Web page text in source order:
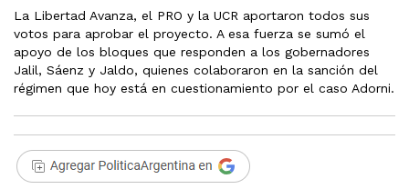
La Libertad Avanza, el PRO y la UCR aportaron todos sus
votos para aprobar el proyecto. A esa fuerza se sumó el
apoyo de los bloques que responden a los gobernadores
Jalil, Sáenz y Jaldo, quienes colaboraron en la sanción del
régimen que hoy está en cuestionamiento por el caso Adorni.